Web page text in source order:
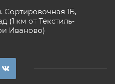
Сортировочная 1Б,
(1 км от Текстиль-
Иваново)